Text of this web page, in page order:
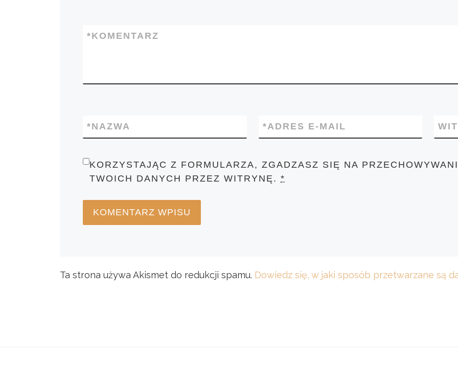
KOMENTARZ
*
NAZWA
* ADRES E-MAIL
*
KORZYSTAJĄC Z FORMULARZA, ZGADZASZ SIĘ NA
TWOICH DANYCH PRZEZ WITRYNĘ.*
Ta strona używa Akismet do redukcji spamu. Dowiedz się, w jaki sposób przetwarzane są